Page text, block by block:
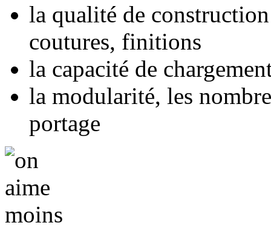
la qualité de
coutures, finitions
la capacité de
la modularité, les
portage